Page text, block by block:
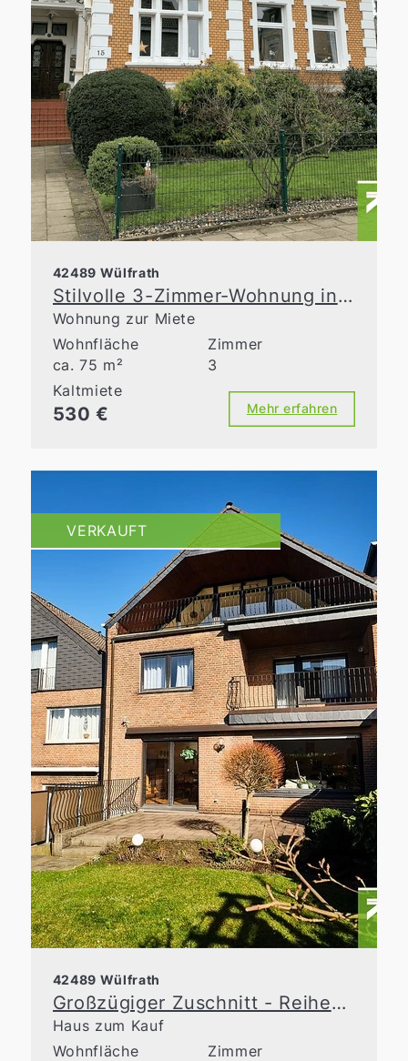
42489 Wülfrath
Stilvolle 3-Zimmer-Wohnung in historischer Stadtvilla
Wohnung zur Miete
Wohnfläche
ca. 75 m²
Zimmer
3
Kaltmiete
530 € Mehr erfahren
VERKAUFT
42489 Wülfrath
Großzügiger Zuschnitt - Reihenmittelhaus im Maushäuschen!
Haus zum Kauf
Wohnfläche Zimmer